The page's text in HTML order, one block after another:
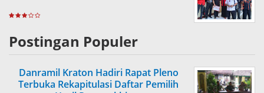
Postingan Populer
Danramil Kraton Hadiri Rapat Pleno
Terbuka Rekapitulasi Daftar Pemilih